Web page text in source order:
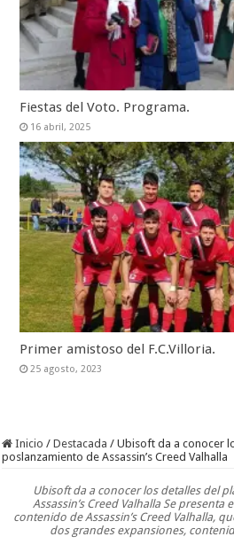
Fiestas del Voto. Programa.
16 abril, 2025
Primer amistoso del F.C.Villoria.
25 agosto, 2023
Inicio / Destacada / Ubisoft da a conocer
poslanzamiento de Assassin’s Creed Valhalla
Ubisoft da a conocer los detalles del
Assassin’s Creed Valhalla Se
contenido de Assassin’s Creed Valhalla,
dos grandes expansiones,